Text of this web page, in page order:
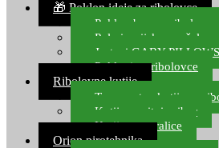
🎁 Poklon ideje za ribolovce
Poklon bon za ribolov
Polarizacijske naočale
Jastuci GABY PILLOWS
Pokloni za ribolovce
Ribolovne kutije
Transportne kutije za
Kutije za sitni pribor
Kutije za varalice
Orion pirotehnika